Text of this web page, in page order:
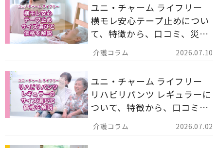
2026.07.10
ユニ・チャーム ライフリー
横モレ安心テープ止めについ
て、特徴から、口コミ、災害
備蓄としての活用法まで分か
りやすく解説します。
2026.07.02
ユニ・チャーム ライフリー
リハビリパンツ レギュラーに
ついて、特徴から、口コミ、
災害備蓄としての活用法まで
分かりやすく解説します。